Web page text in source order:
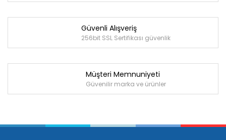
Güvenli Alışveriş
256bit SSL Sertifikası güvenlik
Müşteri Memnuniyeti
Güvenilir marka ve ürünler